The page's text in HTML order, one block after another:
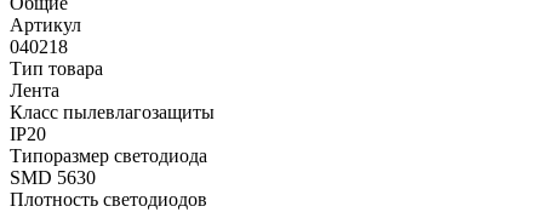
Артикул
040218
Тип товара
Лента
Класс пылевлагозащиты
IP20
Типоразмер светодиода
SMD 5630
Плотность светодиодов